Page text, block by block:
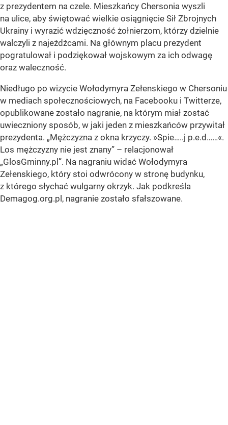
z prezydentem na czele. Mieszkańcy Chersonia wyszli
na ulice, aby świętować wielkie osiągnięcie Sił Zbrojnych
Ukrainy i wyrazić wdzięczność żołnierzom, którzy dzielnie
walczyli z najeźdźcami. Na głównym placu prezydent
pogratulował i podziękował wojskowym za ich odwagę
oraz waleczność.
Niedługo po wizycie Wołodymyra Zełenskiego w Chersoniu
w mediach społecznościowych, na Facebooku i Twitterze,
opublikowane zostało nagranie, na którym miał zostać
uwieczniony sposób, w jaki jeden z mieszkańców przywitał
prezydenta. „Mężczyzna z okna krzyczy. »Spie…..j p.e.d……«.
Los mężczyzny nie jest znany” – relacjonował
„GlosGminny.pl”. Na nagraniu widać Wołodymyra
Zełenskiego, który stoi odwrócony w stronę budynku,
z którego słychać wulgarny okrzyk. Jak podkreśla
Demagog.org.pl, nagranie zostało sfałszowane.